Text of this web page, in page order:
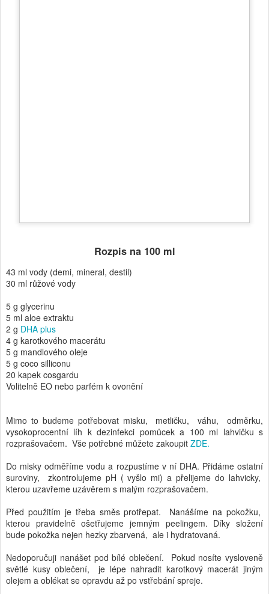
2 gDHA plus
4 g karotkového macerátu
5 g coco silliconu
20 kapek cosgardu
Volitelně EO nebo parfém k ovonění
Mimo to budeme potřebovat misku, metličku, váhu, odměrku,
vysokoprocentní líh k dezinfekci pomůcek a 100 ml lahvičku s
rozprašovačem. Vše potřebné můžete zakoupit
suroviny, zkontrolujeme pH ( vyšlo mi) a přelijeme do lahvicky,
kterou uzavřeme uzávěrem s malým rozprašovačem.
kterou pravidelně ošetřujeme jemným peelingem. Díky složení
bude pokožka nejen hezky zbarvená, ale i hydratovaná.
světlé kusy oblečení, je lépe nahradit karotkový macerát jiným
olejem a oblékat se opravdu až po vstřebání spreje.
Publikoval(a)
11th August 2016
Štítky:Jednoduché Muži Tělové Vegan